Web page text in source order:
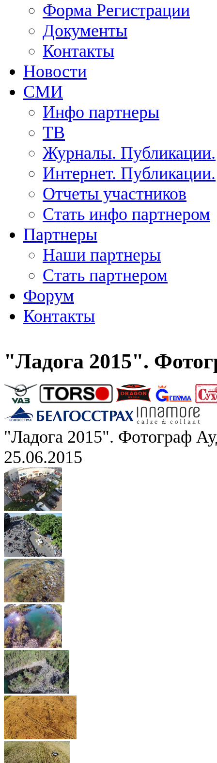
Форма Регистрации
Документы
Контакты
Новости
СМИ
Инфо партнеры
ТВ
Журналы. Публикации.
Интернет. Публикации.
Отчеты участников
Стать инфо партнером
Партнеры
Наши партнеры
Стать партнером
Форум
Контакты
"Ладога 2015".
"Ладога 2015". Фотограф
25.06.2015